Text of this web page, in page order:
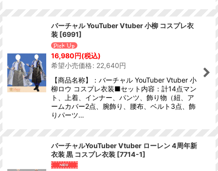
バーチャル YouTuber Vtuber 小柳 コスプレ衣
装 [6991]
16,980円(税込)
希望小売価格: 22,640円
【商品名称】：バーチャル YouTuber Vtuber 小
柳ロウ コスプレ衣装■セット内容：計14点マン
ト、上着、インナー、パンツ、飾り物（紐、ア
ームカバー2点、腕飾り、腰布、ベルト3点、飾
りパーツ…
バーチャルYouTuber Vtuber ローレン 4周年新
衣装 黒 コスプレ衣装 [7714-1]